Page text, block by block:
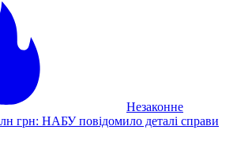
Незаконне
грн: НАБУ повідомило деталі справи